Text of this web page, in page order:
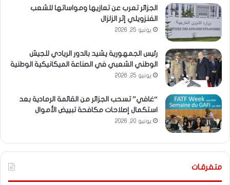
الجزائر تعرب عن تعازيها ومواساتها للشعب
الفنزويلي إثر الزلزال
يونيو 25, 2026
رئيس الجمهورية يشيد بالدور الريادي للجيش
الوطني الشعبي في الصناعة الميكانيكية الوطنية
يونيو 25, 2026
“غافي” تسحب الجزائر من القائمة الرمادية بعد
استكمال إصلاحات مكافحة تبييض الأموال
يونيو 20, 2026
متفرقـات